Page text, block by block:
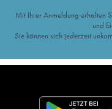
Mit Ihrer Anmeldung erhalten
und
Sie können sich jederzeit